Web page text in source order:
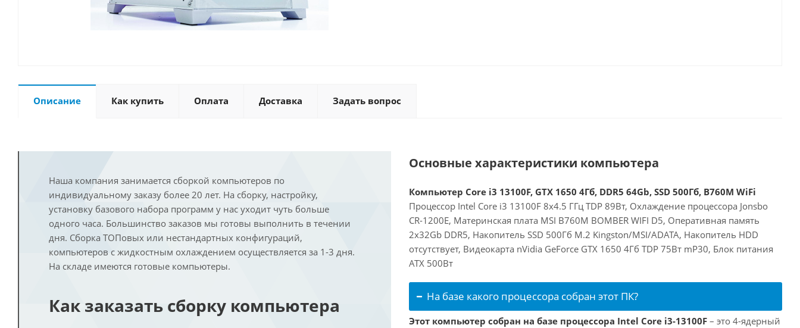
Описание Как купить Оплата Доставка Задать вопрос
Наша компания занимается сборкой компьютеров по
индивидуальному заказу более 20 лет. На сборку, настройку,
установку базового набора программ у нас уходит чуть больше
одного часа. Большинство заказов мы готовы выполнить в течении
дня. Сборка ТОПовых или нестандартных конфигураций,
компьютеров с жидкостным охлаждением осуществляется за 1-3 дня.
На складе имеются готовые компьютеры.
Как заказать сборку компьютера
Основные характеристики компьютера
Компьютер Core i3 13100F, GTX 1650 4Гб, DDR5 64Gb, SSD 500Гб, B760M WiFi
Процессор Intel Core i3 13100F 8x4.5 ГГц TDP 89Вт, Охлаждение процессора Jonsbo
CR-1200E, Материнская плата MSI B760M BOMBER WIFI D5, Оперативная память
2x32Gb DDR5, Накопитель SSD 500Гб M.2 Kingston/MSI/ADATA, Накопитель HDD
отсутствует, Видеокарта nVidia GeForce GTX 1650 4Гб TDP 75Вт mP30, Блок питания
ATX 500Вт
На базе какого процессора собран этот ПК?
Этот компьютер собран на базе процессора Intel Core i3-13100F – это 4-ядерный